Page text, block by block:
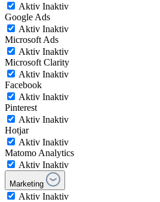
Aktiv Inaktiv
Google Ads
Aktiv Inaktiv
Microsoft Ads
Aktiv Inaktiv
Microsoft Clarity
Aktiv Inaktiv
Facebook
Aktiv Inaktiv
Pinterest
Aktiv Inaktiv
Hotjar
Aktiv Inaktiv
Matomo Analytics
Aktiv Inaktiv
Marketing
Aktiv Inaktiv